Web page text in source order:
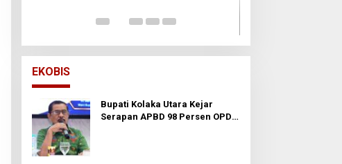
EKOBIS
Bupati Kolaka Utara Kejar
Serapan APBD 98 Persen OPD